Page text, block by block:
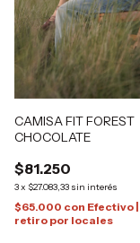
CAMISA FIT FOREST
CHOCOLATE
$81.250
3x $27.083,33 sin interés
$65.000 con Efectivo
retiro por locales